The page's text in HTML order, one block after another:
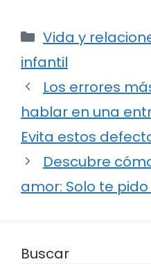
Categorías
Vida y
infantil
Los errores
hablar en una
Evita estos
Descubre
amor: Solo te
Buscar